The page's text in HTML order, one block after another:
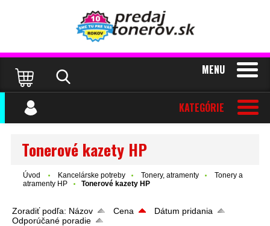
MENU
KATEGÓRIE
Tonerové kazety HP
Úvod Kancelárske potreby Tonery, atramenty
Tonery a
atramenty HP
Tonerové kazety HP
Zoradiť podľa: Názov Cena
Dátum pridania
Odporúčané poradie